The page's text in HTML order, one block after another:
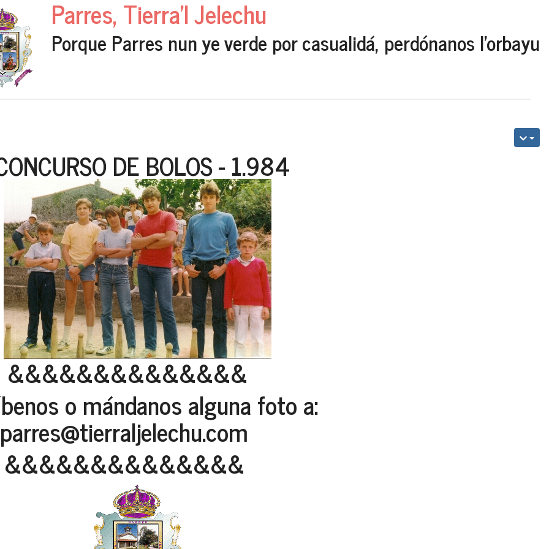
Parres, Tierra'l Jelechu
Porque Parres nun ye verde por casualidá, perdónanos l'orbayu
DE BOLOS - 1.984
&&&&&&&&&&&&&&
o mándanos alguna foto a:
parres@tierraljelechu.com
&&&&&&&&&&&&&&